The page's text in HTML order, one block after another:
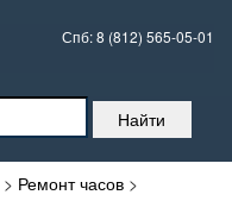
Спб:8 (812) 565-05-01
> Ремонт часов >